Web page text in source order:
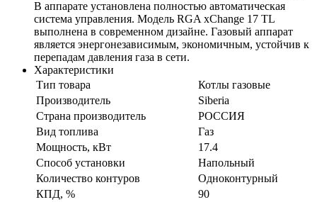
В аппарате установлена полностью автоматическая
система управления. Модель RGA xChange 17 TL
выполнена в современном дизайне. Газовый аппарат
является энергонезависимым, экономичным, устойчив к
перепадам давления газа в сети.
Характеристики
Тип товара
Котлы газовые
Производитель
Siberia
Страна производитель
РОССИЯ
Вид топлива
Газ
Мощность, кВт
17.4
Способ установки
Напольный
Количество контуров
Одноконтурный
КПД, %
90